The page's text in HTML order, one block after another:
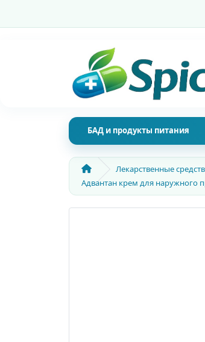
БАД и продукты питания
Лекарственные
Адвантан крем для наружного